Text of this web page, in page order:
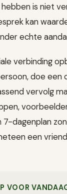
is niet
kan
echte
verbinding
doe
vervolg
7-dagenplan
een
VOOR